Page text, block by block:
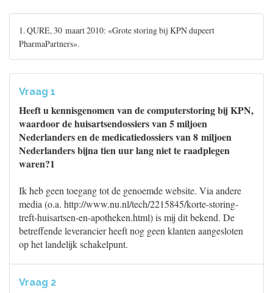
1. QURE, 30 maart 2010: «Grote storing bij KPN dupeert
PharmaPartners».
Vraag 1
Heeft u kennisgenomen van de computerstoring bij KPN,
waardoor de huisartsendossiers van 5 miljoen
Nederlanders en de medicatiedossiers van 8 miljoen
Nederlanders bijna tien uur lang niet te raadplegen
waren?1
Ik heb geen toegang tot de genoemde website. Via andere
media (o.a. http://www.nu.nl/tech/2215845/korte-storing-
treft-huisartsen-en-apotheken.html) is mij dit bekend. De
betreffende leverancier heeft nog geen klanten aangesloten
op het landelijk schakelpunt.
Vraag 2